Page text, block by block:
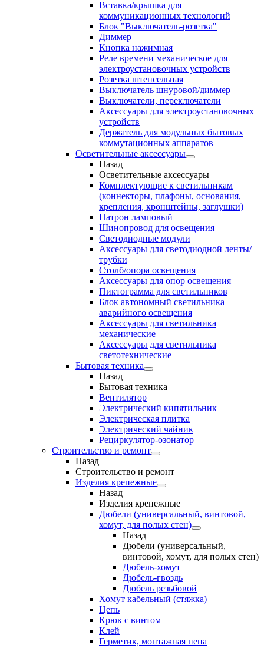
Вставка/крышка для
коммуникационных технологий
Блок "Выключатель-розетка"
Диммер
Кнопка нажимная
Реле времени механическое для
электроустановочных устройств
Розетка штепсельная
Выключатель шнуровой/диммер
Выключатели, переключатели
Аксессуары для электроустановочных
устройств
Держатель для модульных бытовых
коммутационных аппаратов
Осветительные аксессуары
Назад
Осветительные аксессуары
Комплектующие к светильникам
(коннекторы, плафоны, основания,
крепления, кронштейны, заглушки)
Патрон ламповый
Шинопровод для освещения
Светодиодные модули
Аксессуары для светодиодной ленты/
трубки
Столб/опора освещения
Аксессуары для опор освещения
Пиктограмма для светильников
Блок автономный светильника
аварийного освещения
Аксессуары для светильника
механические
Аксессуары для светильника
светотехнические
Бытовая техника
Назад
Бытовая техника
Вентилятор
Электрический кипятильник
Электрическая плитка
Электрический чайник
Рециркулятор-озонатор
Строительство и ремонт
Назад
Строительство и ремонт
Изделия крепежные
Назад
Изделия крепежные
Дюбели (универсальный, винтовой,
хомут, для полых стен)
Назад
Дюбели (универсальный,
винтовой, хомут, для полых стен)
Дюбель-хомут
Дюбель-гвоздь
Дюбель резьбовой
Хомут кабельный (стяжка)
Цепь
Крюк с винтом
Клей
Герметик, монтажная пена